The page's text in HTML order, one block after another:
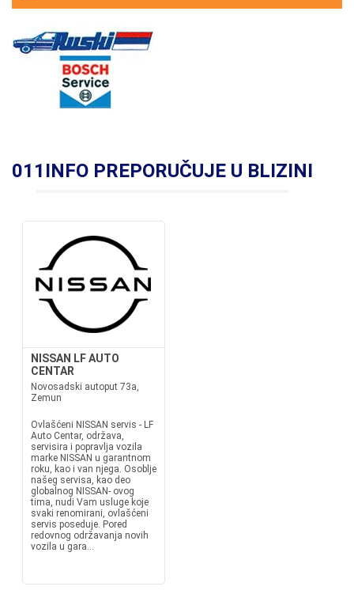
011INFO PREPORUČUJE U BLIZINI
NISSAN LF AUTO
CENTAR
Novosadski autoput 73a,
Zemun
Ovlašćeni NISSAN servis - LF
Auto Centar, održava,
servisira i popravlja vozila
marke NISSAN u garantnom
roku, kao i van njega. Osoblje
našeg servisa, kao deo
globalnog NISSAN- ovog
tima, nudi Vam usluge koje
svaki renomirani, ovlašćeni
servis poseduje. Pored
redovnog održavanja novih
vozila u gara...